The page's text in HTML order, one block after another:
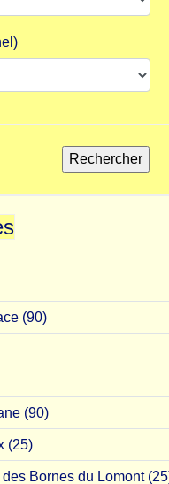
(90)
(90)
(25)
Bornes du Lomont